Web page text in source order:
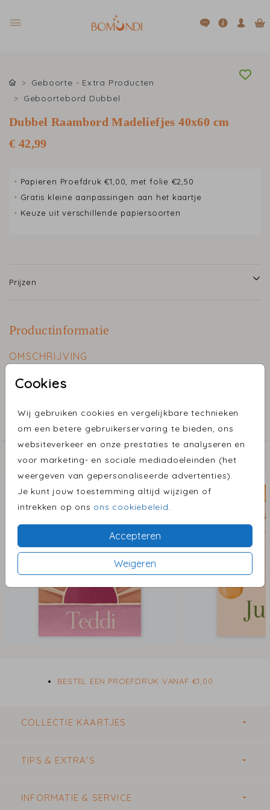
Cookies
Wij gebruiken cookies en vergelijkbare technieken
om een betere gebruikerservaring te bieden, ons
websiteverkeer en onze prestaties te analyseren en
voor marketing- en sociale mediadoeleinden (het
weergeven van gepersonaliseerde advertenties).
Je kunt jouw toestemming altijd wijzigen of
intrekken op ons ons cookiebeleid
Accepteren
Weigeren
Geboorte - Extra Producten
Geboortebord Dubbel
Dubbel Raambord Madeliefjes 40x60 cm
€ 42,99
• Papieren Proefdruk €1,00, met folie €2,50
• Gratis kleine aanpassingen aan het kaartje
• Keuze uit verschillende papiersoorten
Prijzen
Productinformatie
OMSCHRIJVING
ONTDEK MEER MOOIE ONTWERPEN
Dubbel Raambord
BESTEL EEN PROEFDRUK VANAF €1,00
COLLECTIE KAARTJES
TIPS & EXTRA'S
INFORMATIE & SERVICE